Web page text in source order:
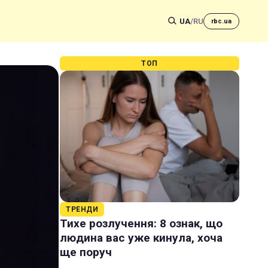
UA/RU rbc.ua
ТОП
ТРЕНДИ
Тихе розлучення: 8 ознак, що
людина вас уже кинула, хоча
ще поруч